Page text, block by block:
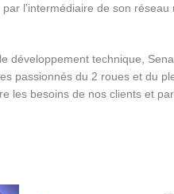
l’intermédiaire de son
développement technique,
passionnés du 2 roues et du
les besoins de nos clients et